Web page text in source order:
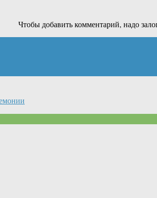
Чтобы добавить комментарий, надо